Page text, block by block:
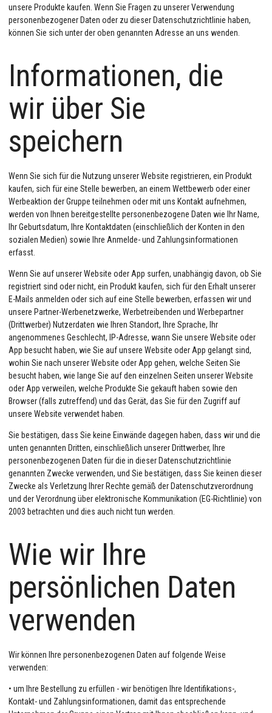
unsere Produkte kaufen. Wenn Sie Fragen zu unserer Verwendung
personenbezogener Daten oder zu dieser Datenschutzrichtlinie haben,
können Sie sich unter der oben genannten Adresse an uns wenden.
Informationen, die
wir über Sie
speichern
Wenn Sie sich für die Nutzung unserer Website registrieren, ein Produkt
kaufen, sich für eine Stelle bewerben, an einem Wettbewerb oder einer
Werbeaktion der Gruppe teilnehmen oder mit uns Kontakt aufnehmen,
werden von Ihnen bereitgestellte personenbezogene Daten wie Ihr Name,
Ihr Geburtsdatum, Ihre Kontaktdaten (einschließlich der Konten in den
sozialen Medien) sowie Ihre Anmelde- und Zahlungsinformationen
erfasst.
Wenn Sie auf unserer Website oder App surfen, unabhängig davon, ob Sie
registriert sind oder nicht, ein Produkt kaufen, sich für den Erhalt unserer
E-Mails anmelden oder sich auf eine Stelle bewerben, erfassen wir und
unsere Partner-Werbenetzwerke, Werbetreibenden und Werbepartner
(Drittwerber) Nutzerdaten wie Ihren Standort, Ihre Sprache, Ihr
angenommenes Geschlecht, IP-Adresse, wann Sie unsere Website oder
App besucht haben, wie Sie auf unsere Website oder App gelangt sind,
wohin Sie nach unserer Website oder App gehen, welche Seiten Sie
besucht haben, wie lange Sie auf den einzelnen Seiten unserer Website
oder App verweilen, welche Produkte Sie gekauft haben sowie den
Browser (falls zutreffend) und das Gerät, das Sie für den Zugriff auf
unsere Website verwendet haben.
Sie bestätigen, dass Sie keine Einwände dagegen haben, dass wir und die
unten genannten Dritten, einschließlich unserer Drittwerber, Ihre
personenbezogenen Daten für die in dieser Datenschutzrichtlinie
genannten Zwecke verwenden, und Sie bestätigen, dass Sie keinen dieser
Zwecke als Verletzung Ihrer Rechte gemäß der Datenschutzverordnung
und der Verordnung über elektronische Kommunikation (EG-Richtlinie) von
2003 betrachten und dies auch nicht tun werden.
Wie wir Ihre
persönlichen Daten
verwenden
Wir können Ihre personenbezogenen Daten auf folgende Weise
verwenden:
• um Ihre Bestellung zu erfüllen - wir benötigen Ihre Identifikations-,
Kontakt- und Zahlungsinformationen, damit das entsprechende